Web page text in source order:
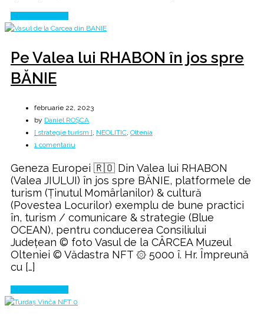
Pe Valea lui RHABON în jos spre
BĂNIE
februarie 22, 2023
by Daniel ROȘCA
[ strategie turism ] NEOLITIC Oltenia
1 comentariu
Valea
lui
RHABON
în
jos
spre
BĂNIE
Geneza Europei 🇷🇴 Din Valea lui RHABON
(Valea JIULUI) în jos spre BĂNIE, platformele de
turism (Ținutul Momârlanilor) & cultură
(Povestea Locurilor) exemplu de bune practici
în, turism / comunicare & strategie (Blue
OCEAN), pentru conducerea Consiliului
Județean © foto Vasul de la CÂRCEA Muzeul
Olteniei © Vădastra NFT ۞ 5000 î. Hr. Împreună
cu […]